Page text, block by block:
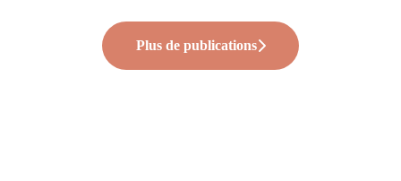
Plus de publications